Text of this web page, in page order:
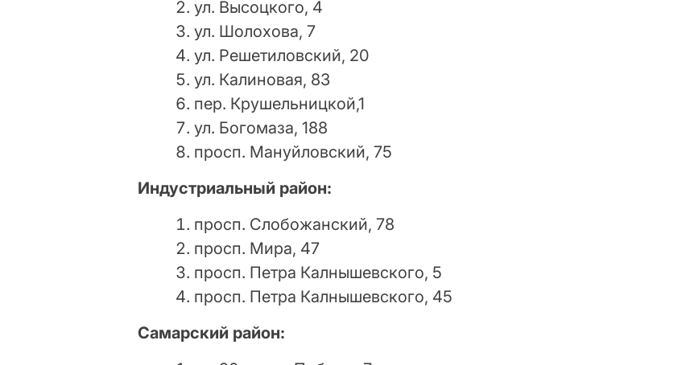
ул. Высоцкого, 4
ул. Шолохова, 7
ул. Решетиловский, 20
ул. Калиновая, 83
пер. Крушельницкой,1
ул. Богомаза, 188
просп. Мануйловский, 75
Индустриальный район:
просп. Слобожанский, 78
просп. Мира, 47
просп. Петра Калнышевского, 5
просп. Петра Калнышевского, 45
Самарский район: